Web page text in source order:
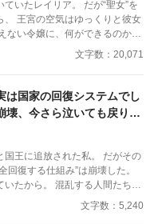
いたレイリア。 だが“聖女”を
王宮の空気はゆっくりと彼女
罪され、追放される。 ――
力を底上げする加護”を、生ま
品質が上がる”と評判になり―
文字数：20,071
は国家の回復システムでし
壊、今さら泣いても戻りま
れています
追放された私。 だがその
回復する仕組み”は崩壊した。
する人間たちを
れる。 魔王様はかつ
を持ち、 今は魔物を守るため
文字数：5,240